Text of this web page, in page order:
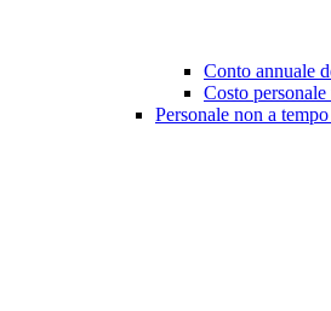
Conto annuale
Costo
Personale non a